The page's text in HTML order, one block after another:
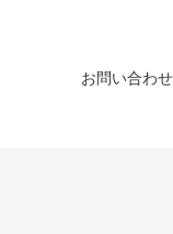
お問い合わせ